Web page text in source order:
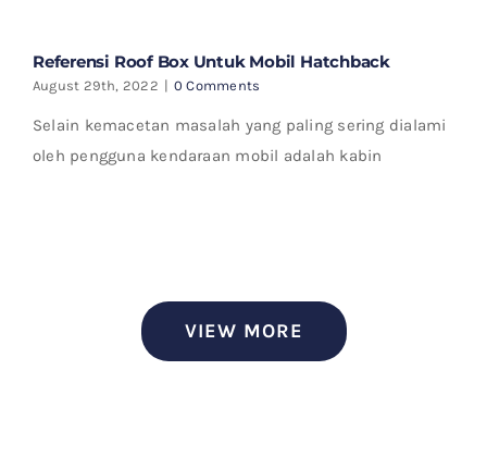
Referensi Roof Box Untuk Mobil Hatchback
August 29th, 2022 | 0 Comments
Selain kemacetan masalah yang paling sering dialami
oleh pengguna kendaraan mobil adalah kabin
VIEW MORE